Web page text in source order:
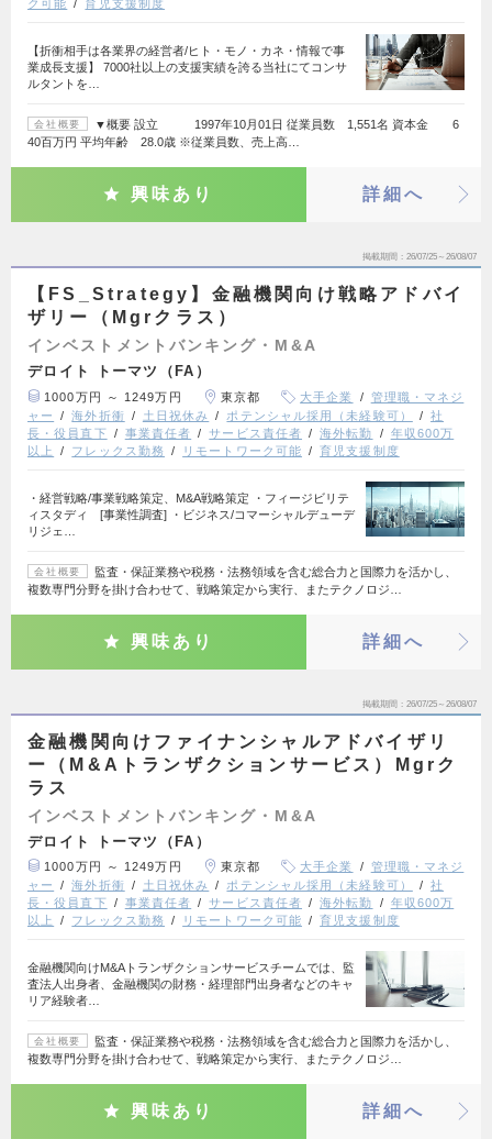
ク可能 育児支援制度
【折衝相手は各業界の経営者/ヒト・モノ・カネ・情報で事
業成長支援】 7000社以上の支援実績を誇る当社にてコンサ
ルタントを…
会社概要
▼概要 設立 1997年10月01日 従業員数 1,551名 資本金 6
40百万円 平均年齢 28.0歳 ※従業員数、売上高…
興味あり 詳細へ
掲載期間 26/07/25～26/08/07
【FS_Strategy】金融機関向け戦略アドバイ
ザリー（Mgrクラス）
インベストメントバンキング・M&A
デロイト トーマツ（FA）
1000万円 ～ 1249万円 東京都 大手企業
管理職・マネジ
ャー
海外折衝 土日祝休み ポテンシャル採用（未経験可）
社
長・役員直下
事業責任者 サービス責任者 海外転勤
年収600万
以上
フレックス勤務 リモートワーク可能 育児支援制度
・経営戦略/事業戦略策定、M&A戦略策定 ・フィージビリテ
ィスタディ [事業性調査] ・ビジネス/コマーシャルデューデ
リジェ…
会社概要
監査・保証業務や税務・法務領域を含む総合力と国際力を活かし、
複数専門分野を掛け合わせて、戦略策定から実行、またテクノロジ…
興味あり 詳細へ
掲載期間 26/07/25～26/08/07
金融機関向けファイナンシャルアドバイザリ
ー（M&Aトランザクションサービス）Mgrク
ラス
インベストメントバンキング・M&A
デロイト トーマツ（FA）
1000万円 ～ 1249万円 東京都 大手企業
管理職・マネジ
ャー
海外折衝 土日祝休み ポテンシャル採用（未経験可）
社
長・役員直下
事業責任者 サービス責任者 海外転勤
年収600万
以上
フレックス勤務 リモートワーク可能 育児支援制度
金融機関向けM&Aトランザクションサービスチームでは、監
査法人出身者、金融機関の財務・経理部門出身者などのキャ
リア経験者…
会社概要
監査・保証業務や税務・法務領域を含む総合力と国際力を活かし、
複数専門分野を掛け合わせて、戦略策定から実行、またテクノロジ…
興味あり 詳細へ